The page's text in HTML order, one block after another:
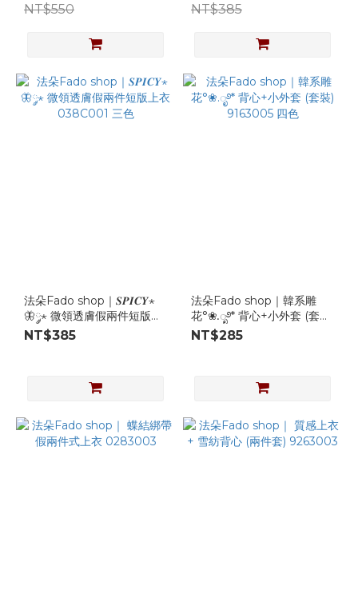
NT$550
NT$385
法朵Fado shop｜𝑺𝑷𝑰𝑪𝒀⋆
🦋༘⋆ 微領透膚假兩件短版上
衣 038C001 三色
NT$385
法朵Fado shop｜韓系雕
花°❀.ೃ࿔* 背心+小外套 (套裝)
9163005 四色
NT$285